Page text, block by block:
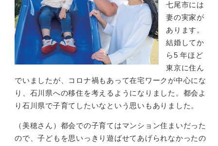
七尾市には
妻の実家が
あります。
結婚してか
ら5 年ほど
東京に住ん
でいましたが、コロナ禍もあって在宅ワークが中心にな
り、石川県への移住を考えるようになりました。都会よ
り石川県で子育てしたいなという思いもありました。
（美穂さん）都会での子育てはマンション住まいだった
ので、子どもを思いっきり遊ばせてあげられなかったの